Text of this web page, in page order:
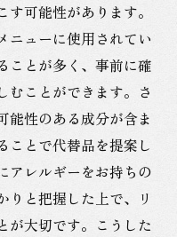
可能性があります。
ニューに使用されてい
ことが多く、事前に確
むことができます。さ
能性のある成分が含ま
ことで代替品を提案し
アレルギーをお持ちの
りと把握した上で、リ
が大切です。こうした